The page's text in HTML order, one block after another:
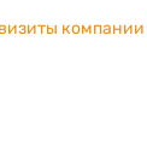
компании